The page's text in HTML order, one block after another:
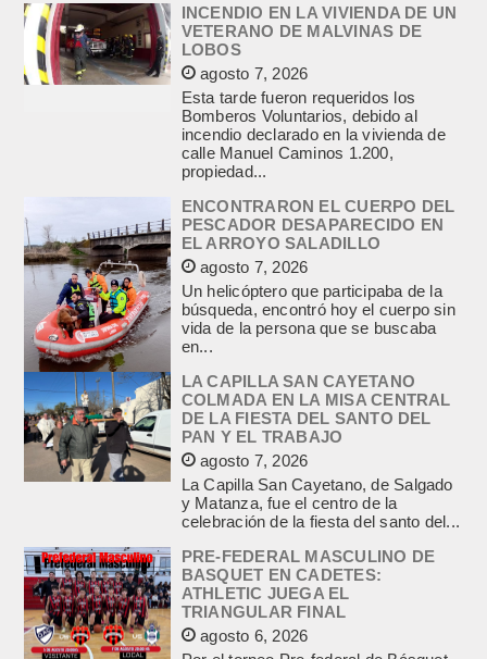
INCENDIO EN LA VIVIENDA DE UN
VETERANO DE MALVINAS DE
LOBOS
agosto 7, 2026
Esta tarde fueron requeridos los
Bomberos Voluntarios, debido al
incendio declarado en la vivienda de
calle Manuel Caminos 1.200,
propiedad...
ENCONTRARON EL CUERPO DEL
PESCADOR DESAPARECIDO EN
EL ARROYO SALADILLO
agosto 7, 2026
Un helicóptero que participaba de la
búsqueda, encontró hoy el cuerpo sin
vida de la persona que se buscaba
en...
LA CAPILLA SAN CAYETANO
COLMADA EN LA MISA CENTRAL
DE LA FIESTA DEL SANTO DEL
PAN Y EL TRABAJO
agosto 7, 2026
La Capilla San Cayetano, de Salgado
y Matanza, fue el centro de la
celebración de la fiesta del santo del...
PRE-FEDERAL MASCULINO DE
BASQUET EN CADETES:
ATHLETIC JUEGA EL
TRIANGULAR FINAL
agosto 6, 2026